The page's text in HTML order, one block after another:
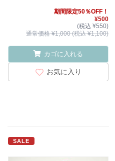
期間限定50％OFF！
¥500
(税込 ¥550)
通常価格 ¥1,000 (税込 ¥1,100)
カゴに入れる
お気に入り
SALE